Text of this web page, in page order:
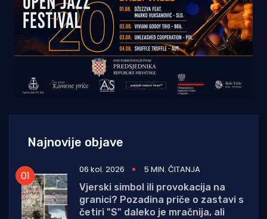
Najnovije objave
06 kol. 2026
5 MIN. ČITANJA
Vjerski simbol ili provokacija na
granici? Pozadina priče o zastavi s
četiri "S" daleko je mračnija, ali